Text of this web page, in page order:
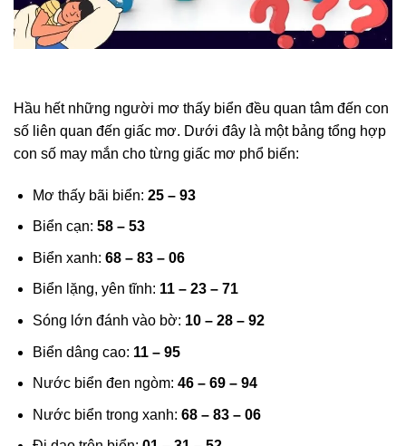
Hầu hết những người mơ thấy biển đều quan tâm đến con
số liên quan đến giấc mơ. Dưới đây là một bảng tổng hợp
con số may mắn cho từng giấc mơ phổ biến:
Mơ thấy bãi biển: 25 – 93
Biển cạn: 58 – 53
Biển xanh: 68 – 83 – 06
Biển lặng, yên tĩnh: 11 – 23 – 71
Sóng lớn đánh vào bờ: 10 – 28 – 92
Biển dâng cao: 11 – 95
Nước biển đen ngòm: 46 – 69 – 94
Nước biển trong xanh: 68 – 83 – 06